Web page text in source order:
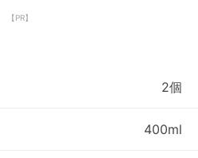
【PR】
2個
400ml